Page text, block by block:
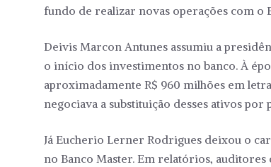
fundo de realizar novas operações com o
Deivis Marcon Antunes assumiu a
o início dos investimentos no banco. À
aproximadamente R$ 960 milhões em
negociava a substituição desses ativos
Já Eucherio Lerner Rodrigues deixou o
no Banco Master. Em relatórios,